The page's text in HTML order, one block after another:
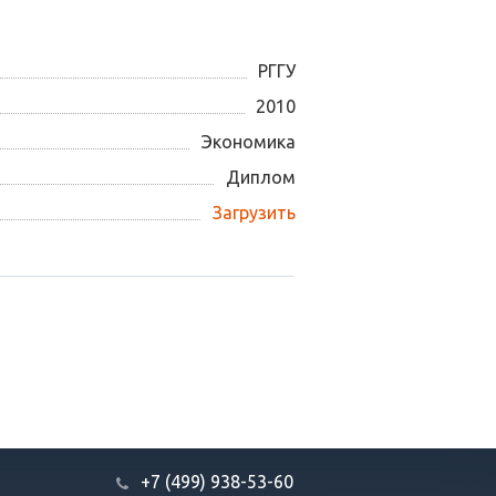
РГГУ
2010
Экономика
Диплом
Загрузить
+7 (499) 938-53-60